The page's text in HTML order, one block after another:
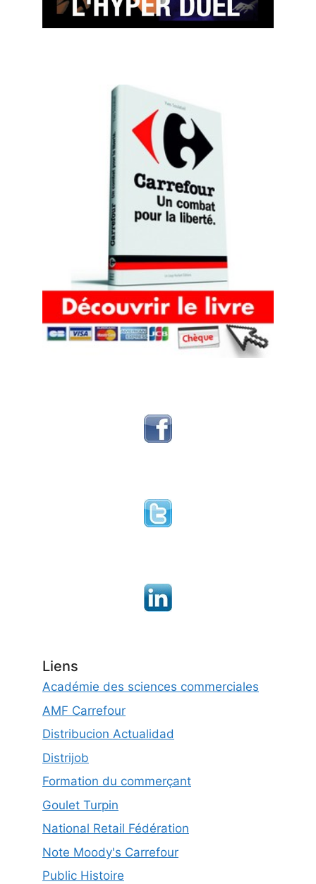
Liens
Académie des sciences commerciales
AMF Carrefour
Distribucion Actualidad
Distrijob
Formation du commerçant
Goulet Turpin
National Retail Fédération
Note Moody's Carrefour
Public Histoire